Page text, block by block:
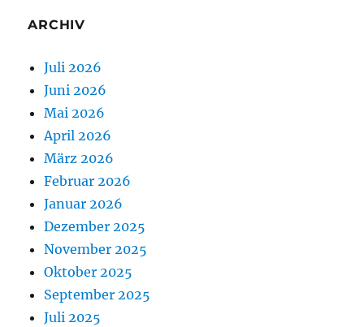
ARCHIV
Juli 2026
Juni 2026
Mai 2026
April 2026
März 2026
Februar 2026
Januar 2026
Dezember 2025
November 2025
Oktober 2025
September 2025
Juli 2025